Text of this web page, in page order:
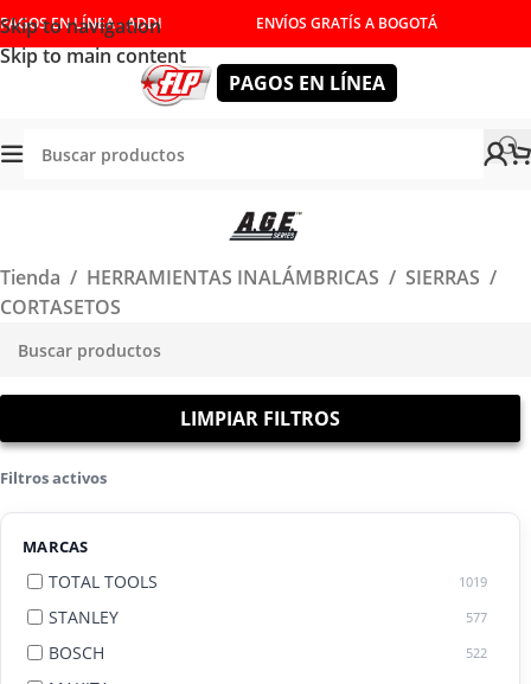
Skip to navigation
Skip to main content
PAGOS EN LÍNEA - ADDI ENVÍOS GRATÍS A BOGOTÁ
PAGOS EN LÍNEA
Tienda / HERRAMIENTAS INALÁMBRICAS / SIERRAS /
CORTASETOS
LIMPIAR FILTROS
Filtros activos
MARCAS
TOTAL TOOLS 1019
STANLEY 577
BOSCH 522